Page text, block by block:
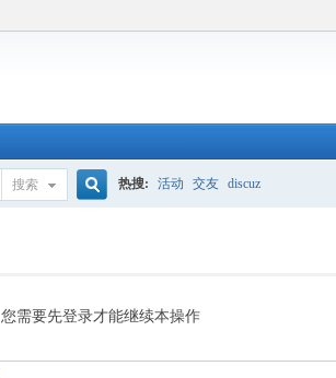
搜索
索
热搜: 活动 交友 discuz
您需要先登录才能继续本操作